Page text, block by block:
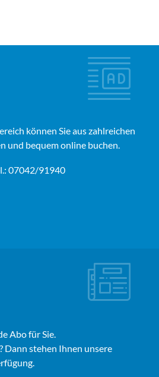
können Sie aus zahlreichen
und bequem online buchen.
07042/91940
Abo für Sie.
Dann stehen Ihnen unsere